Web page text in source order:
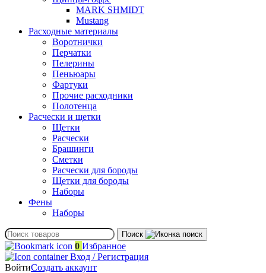
MARK SHMIDT
Mustang
Расходные материалы
Воротнички
Перчатки
Пелерины
Пеньюары
Фартуки
Прочие расходники
Полотенца
Расчески и щетки
Щетки
Расчески
Брашинги
Сметки
Расчески для бороды
Щетки для бороды
Наборы
Фены
Наборы
Поиск
0 Избранное
Вход / Регистрация
ВойтиСоздать аккаунт